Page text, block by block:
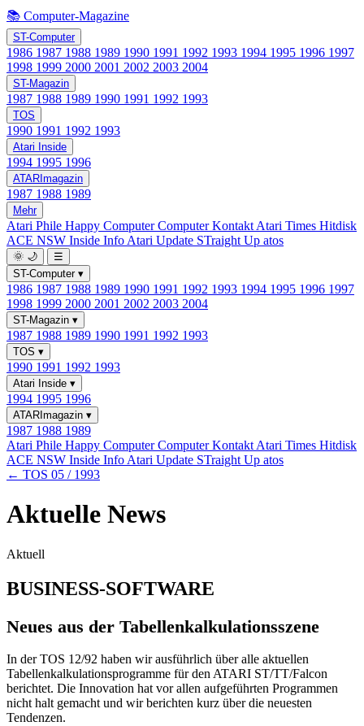
📚 Computer-Magazine
ST-Computer
1986 1987 1988 1989 1990 1991 1992 1993 1994 1995 1996 1997
1998 1999 2000 2001 2002 2003 2004
ST-Magazin
1987 1988 1989 1990 1991 1992 1993
TOS
1990 1991 1992 1993
Atari Inside
1994 1995 1996
ATARImagazin
1987 1988 1989
Mehr
Atari Phile Happy ComputerComputer Kontakt Atari Times Hitdisk
ACE NSW Inside Info Atari Update STraight Up atos
🌞 🌙
☰
ST-Computer ▾
1986 1987 1988 1989 1990 1991 1992 1993 1994 1995 1996 1997
1998 1999 2000 2001 2002 2003 2004
ST-Magazin ▾
1987 1988 1989 1990 1991 1992 1993
TOS ▾
1990 1991 1992 1993
Atari Inside ▾
1994 1995 1996
ATARImagazin ▾
1987 1988 1989
Atari Phile Happy ComputerComputer Kontakt Atari Times Hitdisk
ACE NSW Inside Info Atari Update STraight Up atos
← TOS 05 / 1993
Aktuelle News
Aktuell
BUSINESS-SOFTWARE
Neues aus der Tabellenkalkulationsszene
In der TOS 12/92 haben wir ausführlich über alle aktuellen
Tabellenkalkulationsprogramme für den ATARI ST/TT/Falcon
berichtet. Die Innovation hat vor allen aufgeführten Programmen
nicht halt gemacht und wir berichten kurz über die neuesten
Tendenzen.